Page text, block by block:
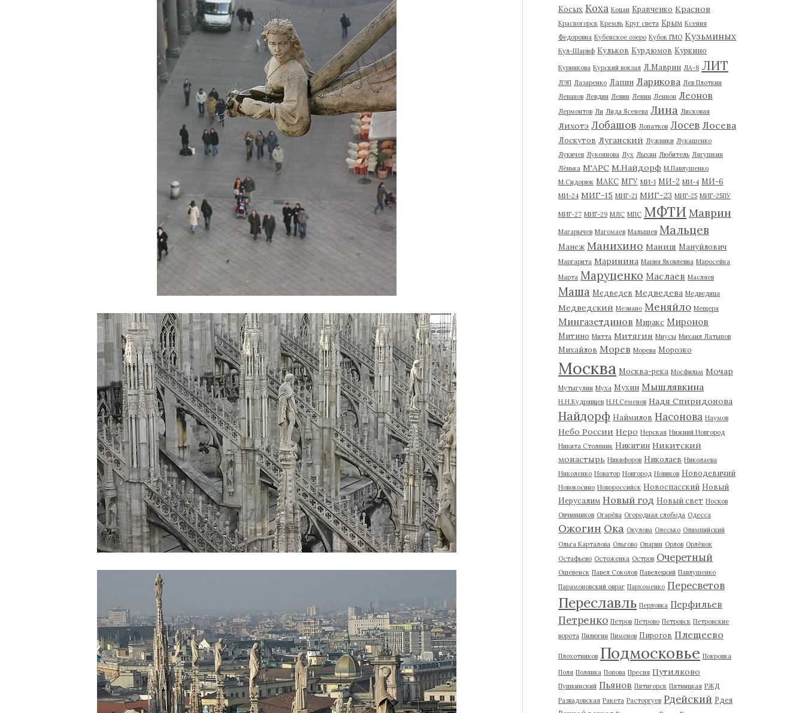
Косых Коха Коцан Кравченко Краснов
Красногорск Кремль Круг света Крым Ксения
Федоровна Кубенское озеро Кубок ГМО Кузьминых
Кул-Шариф Кульков Курдюмов Куркино
Курникова Курский вокзал Л.Маврин ЛА-8 ЛИТ
ЛЭП Лазаренко Лапин Ларикова Лев Плоткин
Леванов Левдин Левин Ленин Леннон Леонов
Лермонтов Ли Лида Ясенева Лина Лисковая
Лихотэ Лобашов Лопатков Лосев Лосева
Лоскутов Луганский Лужники Лукашенко
Лукичев Лукоянова Лух Лыхин Любитель Лягушкин
Лёнька М'АРС М.Найдорф М.Павлушенко
М.Сидорюк МАКС МГУ МИ-1 МИ-2 МИ-4 МИ-6
МИ-24 МИГ-15 МИГ-21 МИГ-23 МИГ-25 МИГ-25ПУ
МИГ-27 МИГ-29 МЛС МПС МФТИ Маврин
Магарычев Магомаев Малышев Мальцев
Манеж Манихино Маниш Мануйлович
Маргарита Маринина Мария Яковлевна Маросейка
Марта Маруценко Маслаев Масляев
Маша Медведев Медведева Медведица
Медведский Мезиано Меняйло Мещера
Мингазетдинов Миракс Миронов
Митино Митта Митягин Миусы Михаил Латыпов
Михайлов Морев Морева Морозко
Москва Москва-река Мосфильм Мочар
Мутыгулин Муха Мухин Мышлявкина
Н.Н.Кудрявцев Н.Н.Семенов Надя Спиридонова
Найдорф Наймилов Насонова Наумов
Небо России Неро Нерская Нижний Новгород
Никита Столпник Никитин Никитский
монастырь Никифоров Николаев Николаева
Николенко Новатор Новгород Новиков Новодевичий
Новокосино Новороссийск Новоспасский Новый
Иерусалим Новый год Новый свет Носков
Овчинников Огарёва Огородная слобода Одесса
Ожогин Ока Окулова Олесько Олимпийский
Ольга Карталова Ольгово Опарин Орлов Орлёнок
Остафьево Остоженка Остров Очеретный
Ошевенск Павел Соколов Павелецкий Павлушенко
Парамоновский овраг Пархоменко Пересветов
Переславль Перловка Перфильев
Петренко Петров Петрово Петровск Петровские
ворота Пилюгин Пименов Пирогов Плещеево
Плохотников Подмосковье Покровка
Поля Полянка Попова Пресня Путилково
Пушкинский Пьянов Пятигорск Пятницкая РЖД
Развадовская Ракета Расторгуев Рдейский Рдея